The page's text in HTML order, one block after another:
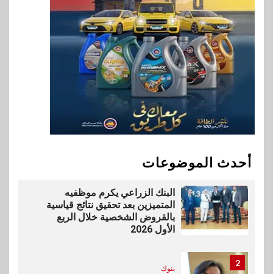
أحدث الموضوعات
9
اخبار
بيان توضيحي صادر عن شركة
ناتجاس
سوق وصلة
vivo تشعل المنافسة في مصر
مع إطلاق Y500 المزود ببطارية
البنك الزراعي يكرم موظفيه
المتميزين بعد تحقيق نتائج قياسية
بالقروض الشخصية خلال الربع
الأول 2026
2
بنوك